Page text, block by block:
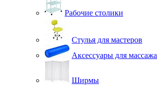
Рабочие столики
Стулья для мастеров
Аксессуары для массажа
Ширмы